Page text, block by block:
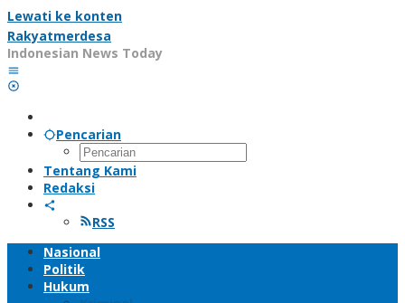
Lewati ke konten
Rakyatmerdesa
Indonesian News Today
Pencarian
Tentang Kami
Redaksi
RSS
Nasional
Politik
Hukum